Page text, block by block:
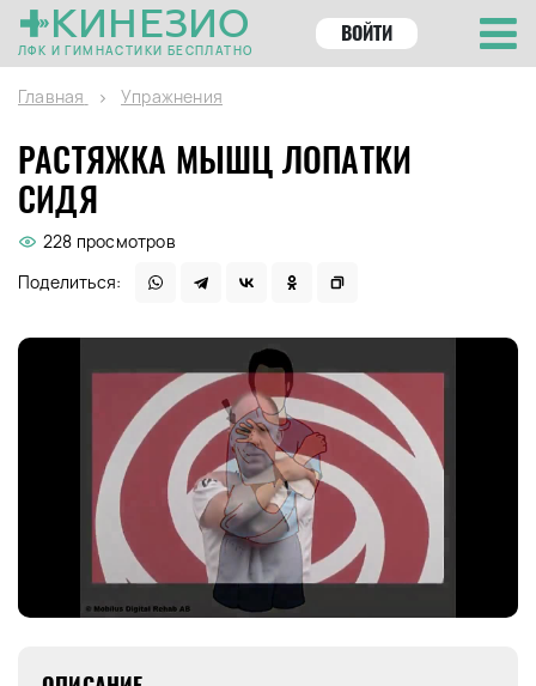
КИНЕЗИО
ЛФК И ГИМНАСТИКИ БЕСПЛАТНО
ВОЙТИ
Главная Упражнения
РАСТЯЖКА МЫШЦ ЛОПАТКИ
СИДЯ
228 просмотров
Поделиться: